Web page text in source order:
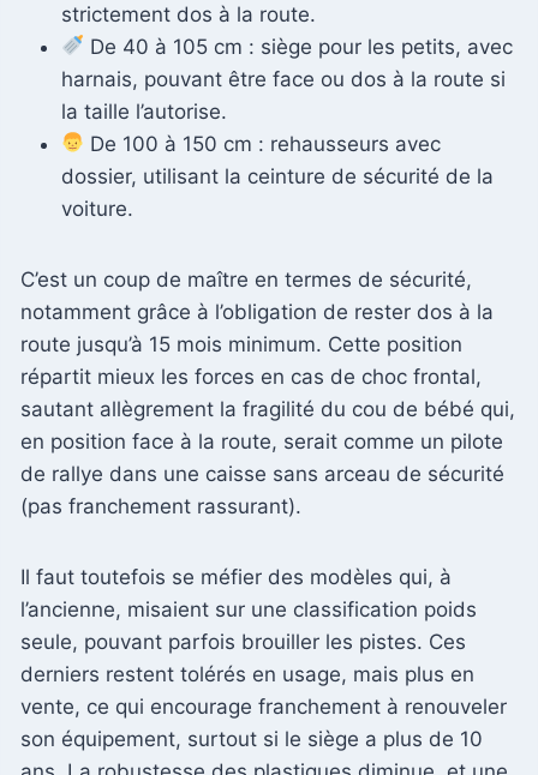
strictement dos à la route.
De 40 à 105 cm : siège pour les petits, avec
harnais, pouvant être face ou dos à la route si
la taille l’autorise.
De 100 à 150 cm : rehausseurs avec
dossier, utilisant la ceinture de sécurité de la
voiture.
C’est un coup de maître en termes de sécurité,
notamment grâce à l’obligation de rester dos à la
route jusqu’à 15 mois minimum. Cette position
répartit mieux les forces en cas de choc frontal,
sautant allègrement la fragilité du cou de bébé qui,
en position face à la route, serait comme un pilote
de rallye dans une caisse sans arceau de sécurité
(pas franchement rassurant).
Il faut toutefois se méfier des modèles qui, à
l’ancienne, misaient sur une classification poids
seule, pouvant parfois brouiller les pistes. Ces
derniers restent tolérés en usage, mais plus en
vente, ce qui encourage franchement à renouveler
son équipement, surtout si le siège a plus de 10